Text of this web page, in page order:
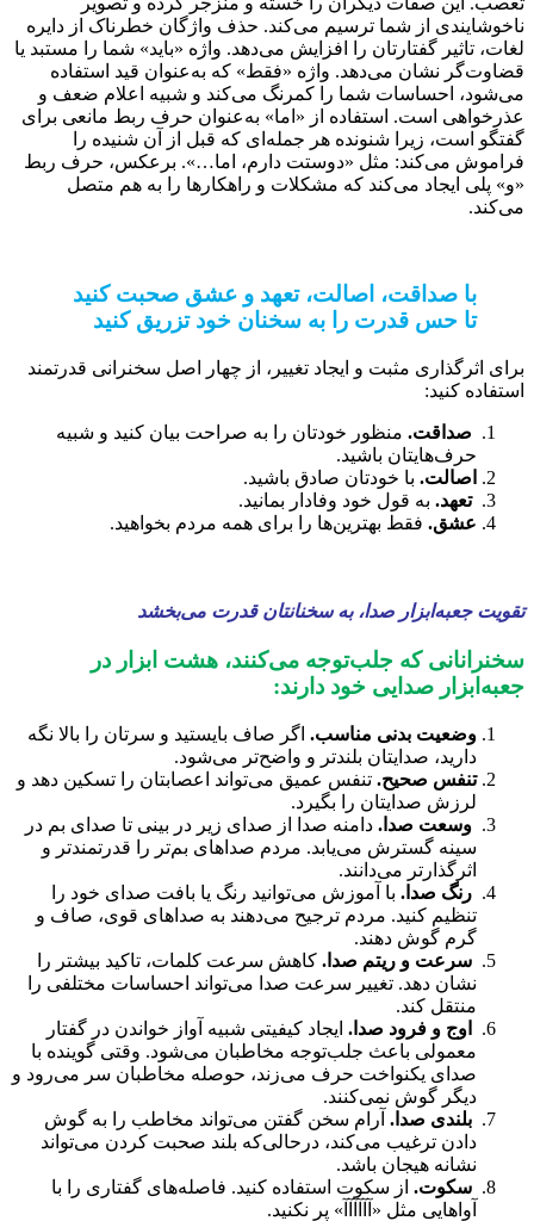
ناخوشایندی از شما ترسیم می‌کند. حذف واژگان خطرناک از دایره
لغات، تاثیر گفتارتان را افزایش می‌دهد. واژه «باید» شما را مستبد یا
قضاوت‌گر نشان می‌دهد. واژه‌ «فقط» که به‌عنوان قید استفاده
می‌شود، احساسات شما را کمرنگ می‌کند و شبیه اعلام ضعف و
عذرخواهی است. استفاده از «اما» به‌عنوان حرف ربط مانعی برای
گفتگو است، زیرا شنونده هر جمله‌ای که قبل از آن شنیده را
فراموش می‌کند: مثل «دوستت دارم، اما…». برعکس، حرف ربط
«و» پلی ایجاد می‌کند که مشکلات و راهکارها را به هم متصل
می‌کند.
با صداقت، اصالت، تعهد و عشق صحبت کنید
تا حس قدرت را به سخنان خود تزریق کنید
برای اثرگذاری مثبت و ایجاد تغییر، از چهار اصل سخنرانی قدرتمند
استفاده کنید:
صداقت. منظور خودتان را به صراحت بیان کنید و شبیه
حرف‌هایتان باشید.
اصالت. با خودتان صادق باشید.
تعهد. به قول خود وفادار بمانید.
عشق. فقط بهترین‌ها را برای همه مردم بخواهید.
تقویت جعبه‌ابزار صدا، به سخنانتان قدرت می‌بخشد
سخنرانانی که جلب‌توجه می‌کنند، هشت ابزار در
جعبه‌ابزار صدایی خود دارند:
وضعیت بدنی مناسب. اگر صاف بایستید و سرتان را بالا نگه
دارید، صدایتان بلندتر و واضح‌تر می‌شود.
تنفس صحیح. تنفس عمیق می‌تواند اعصابتان را تسکین دهد و
لرزش صدایتان را بگیرد.
وسعت صدا. دامنه صدا از صدای زیر در بینی تا صدای بم در
سینه گسترش می‌یابد. مردم صداهای بم‌تر را قدرتمندتر و
اثرگذارتر می‌دانند.
رنگ صدا. با آموزش می‌توانید رنگ یا بافت صدای خود را
تنظیم کنید. مردم ترجیح می‌دهند به صداهای قوی، صاف و
گرم گوش دهند.
سرعت و ریتم صدا. کاهش سرعت کلمات، تاکید بیشتر را
نشان دهد. تغییر سرعت صدا می‌تواند احساسات مختلفی را
منتقل کند.
اوج و فرود صدا. ایجاد کیفیتی شبیه آواز خواندن در گفتار
معمولی باعث جلب‌توجه مخاطبان می‌شود. وقتی گوینده با
صدای یکنواخت حرف می‌زند، حوصله مخاطبان سر می‌رود و
دیگر گوش نمی‌کنند.
بلندی صدا. آرام سخن گفتن می‌تواند ‌مخاطب را به گوش
دادن ترغیب می‌کند، درحالی‌که بلند صحبت کردن می‌تواند
نشانه هیجان باشد.
سکوت. از سکوت استفاده کنید. فاصله‌های گفتاری را با
آواهایی مثل «آآآآآآ» پر نکنید.